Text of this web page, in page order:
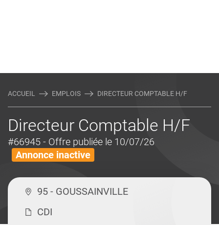
ACCUEIL EMPLOIS DIRECTEUR COMPTABLE H/F
Directeur Comptable H/F
#66945 - Offre publiée le 10/07/26
Annonce inactive
95 - GOUSSAINVILLE
CDI